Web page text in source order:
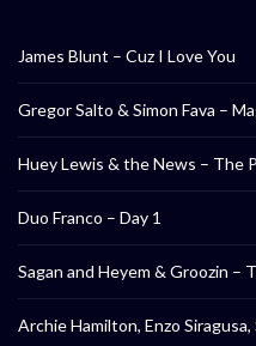
James Blunt – Cuz I Love You
Gregor Salto & Simon Fava –
Huey Lewis & the News – The
Duo Franco – Day 1
Sagan and Heyem & Groozin –
Archie Hamilton, Enzo